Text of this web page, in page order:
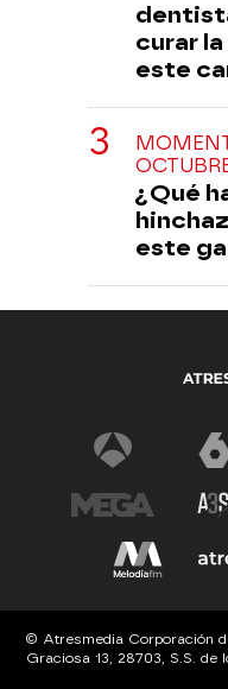
curar
este
¿Qué
este
© Atresmedia Corporación
Graciosa 13, 28703, S.S. de